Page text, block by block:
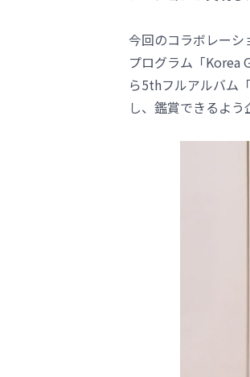
今回のコラボレー
プログラム「Korea
ら5thフルアルバム
し、鑑賞できるよう